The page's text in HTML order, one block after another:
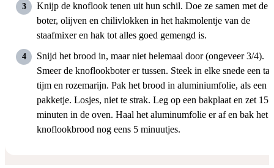
Knijp de knoflook tenen uit hun schil. Doe ze samen met de
boter, olijven en chilivlokken in het hakmolentje van de
staafmixer en hak tot alles goed gemengd is.
Snijd het brood in, maar niet helemaal door (ongeveer 3/4).
Smeer de knoflookboter er tussen. Steek in elke snede een
tijm en rozemarijn. Pak het brood in aluminiumfolie, als een
pakketje. Losjes, niet te strak. Leg op een bakplaat en zet 15
minuten in de oven. Haal het aluminumfolie er af en bak het
knoflookbrood nog eens 5 minuutjes.